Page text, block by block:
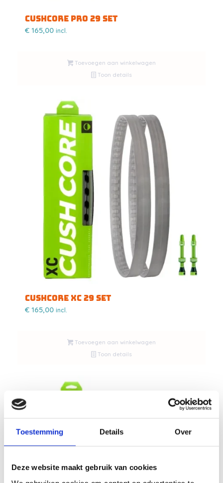
Toestemming Details Over
Deze website maakt gebruik van cookies
CUSHCORE PRO 29 SET
€165,00 incl.
Toevoegen aan winkelwagen
Toon details
CUSHCORE XC 29 SET
€165,00 incl.
Toevoegen aan winkelwagen
Toon details